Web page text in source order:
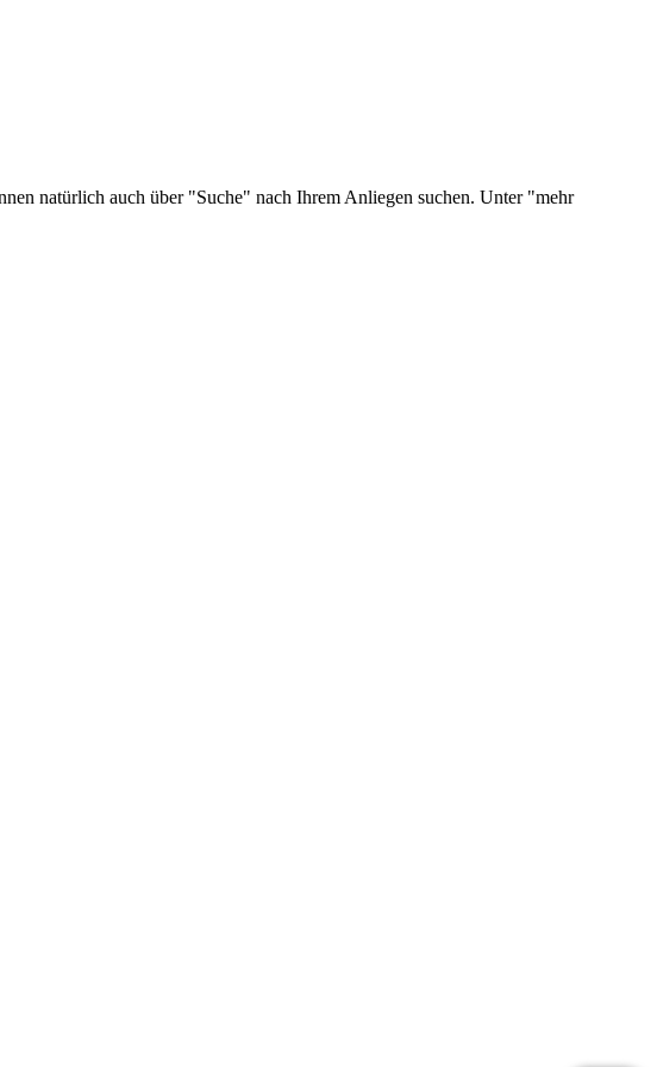
natürlich auch über "Suche" nach Ihrem Anliegen suchen. Unter "mehr